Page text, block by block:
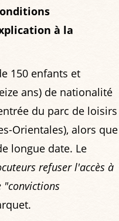
à la
150 enfants et
ans) de nationalité
du parc de loisirs
Orientales), alors que
longue date. Le
refuser l'accès à
"convictions